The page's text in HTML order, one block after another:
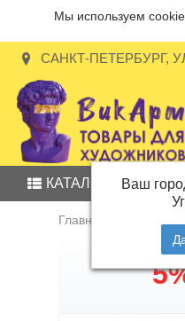
Мы используем
САНКТ-ПЕТЕРБУРГ,
Ваш
КАТАЛОГ
Главная